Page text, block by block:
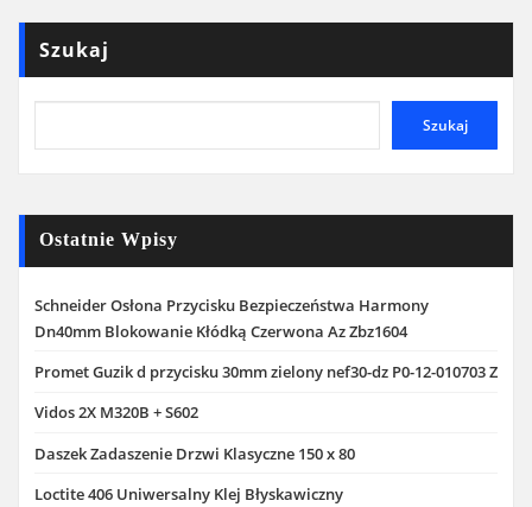
Szukaj
Szukaj
Ostatnie Wpisy
Schneider Osłona Przycisku Bezpieczeństwa Harmony
Dn40mm Blokowanie Kłódką Czerwona Az Zbz1604
Promet Guzik d przycisku 30mm zielony nef30-dz P0-12-010703 Z
Vidos 2X M320B + S602
Daszek Zadaszenie Drzwi Klasyczne 150 x 80
Loctite 406 Uniwersalny Klej Błyskawiczny